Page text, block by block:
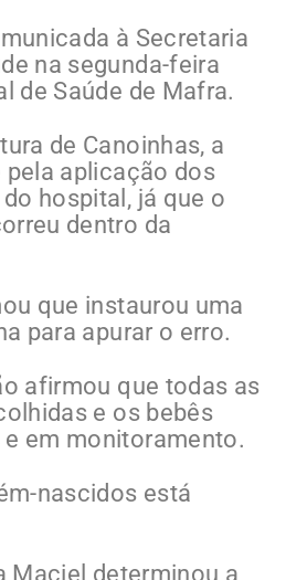
à Secretaria
na segunda-feira
de Saúde de Mafra.
de Canoinhas, a
pela aplicação dos
hospital, já que o
dentro da
que instaurou uma
para apurar o erro.
afirmou que todas as
e os bebês
em monitoramento.
nascidos está
Maciel determinou a